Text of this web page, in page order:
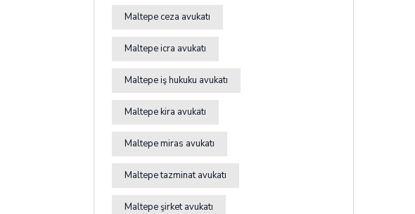
Maltepe ceza avukatı
Maltepe icra avukatı
Maltepe iş hukuku avukatı
Maltepe kira avukatı
Maltepe miras avukatı
Maltepe tazminat avukatı
Maltepe şirket avukatı